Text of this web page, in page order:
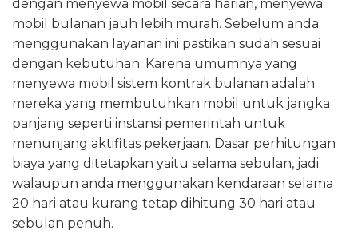
dengan menyewa mobil secara harian, menyewa
mobil bulanan jauh lebih murah. Sebelum anda
menggunakan layanan ini pastikan sudah sesuai
dengan kebutuhan. Karena umumnya yang
menyewa mobil sistem kontrak bulanan adalah
mereka yang membutuhkan mobil untuk jangka
panjang seperti instansi pemerintah untuk
menunjang aktifitas pekerjaan. Dasar perhitungan
biaya yang ditetapkan yaitu selama sebulan, jadi
walaupun anda menggunakan kendaraan selama
20 hari atau kurang tetap dihitung 30 hari atau
sebulan penuh.